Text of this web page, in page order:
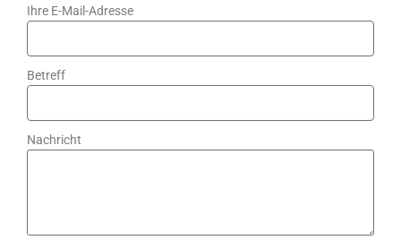
Ihre E-Mail-Adresse
Betreff
Nachricht